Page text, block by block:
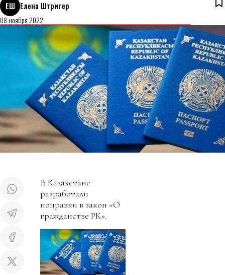
ЕШ Елена Штритер
08 ноября 2022
В Казахстане
разработали
поправки в закон «О
гражданстве РК».